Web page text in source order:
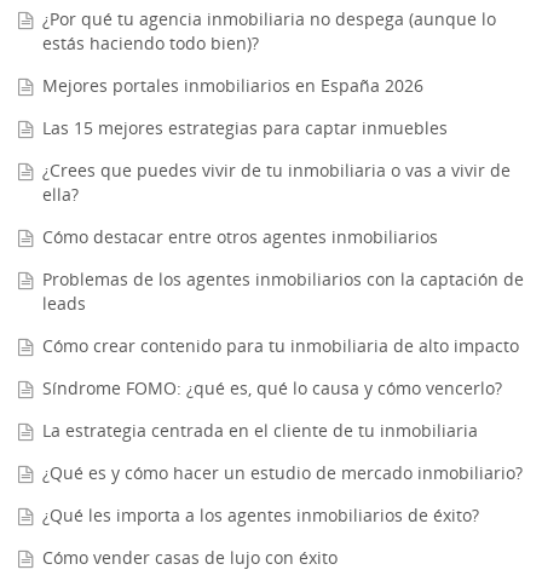
¿Por qué tu agencia inmobiliaria no despega (aunque lo
estás haciendo todo bien)?
Mejores portales inmobiliarios en España 2026
Las 15 mejores estrategias para captar inmuebles
¿Crees que puedes vivir de tu inmobiliaria o vas a vivir de
ella?
Cómo destacar entre otros agentes inmobiliarios
Problemas de los agentes inmobiliarios con la captación de
leads
Cómo crear contenido para tu inmobiliaria de alto impacto
Síndrome FOMO: ¿qué es, qué lo causa y cómo vencerlo?
La estrategia centrada en el cliente de tu inmobiliaria
¿Qué es y cómo hacer un estudio de mercado inmobiliario?
¿Qué les importa a los agentes inmobiliarios de éxito?
Cómo vender casas de lujo con éxito